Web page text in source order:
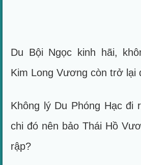
Du Bội Ngọc kinh hãi,
Kim Long Vương còn trở lại
Không lý Du Phóng Hạc đi
chi đó nên bảo Thái Hồ
rập?